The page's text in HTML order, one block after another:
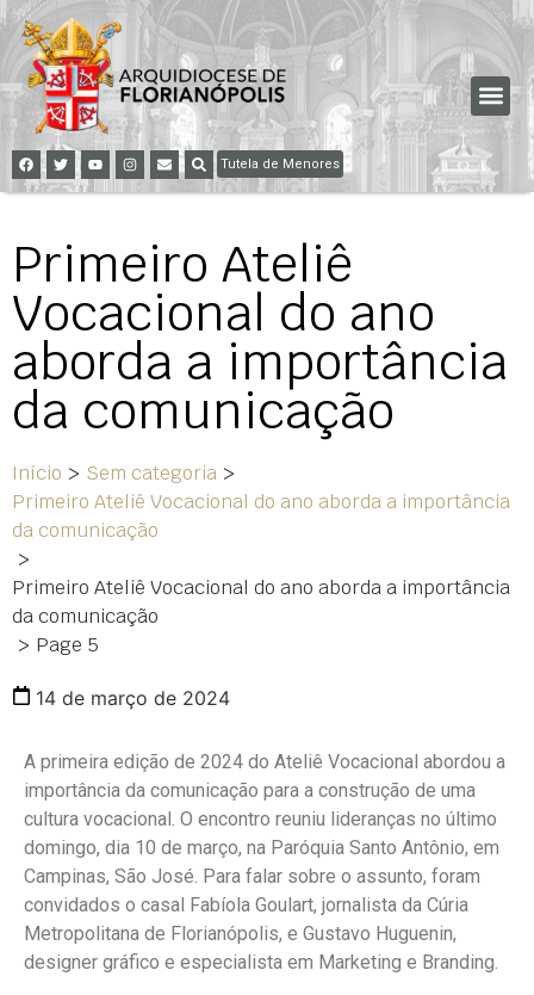
Tutela de Menores
Primeiro Ateliê
Vocacional do ano
aborda a importância
da comunicação
Início > Sem categoria >
Primeiro Ateliê Vocacional do ano aborda a importância
da comunicação
>
Primeiro Ateliê Vocacional do ano aborda a importância
da comunicação
> Page 5
14 de março de 2024
A primeira edição de 2024 do Ateliê Vocacional abordou a
importância da comunicação para a construção de uma
cultura vocacional. O encontro reuniu lideranças no último
domingo, dia 10 de março, na Paróquia Santo Antônio, em
Campinas, São José. Para falar sobre o assunto, foram
convidados o casal Fabíola Goulart, jornalista da Cúria
Metropolitana de Florianópolis, e Gustavo Huguenin,
designer gráfico e especialista em Marketing e Branding.